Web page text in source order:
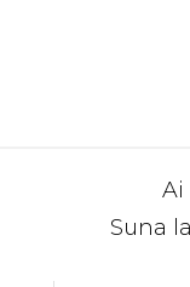
Ai
Suna la